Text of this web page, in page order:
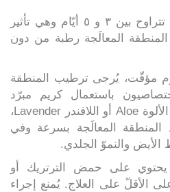
* قد تشعرين بالحكّة لمدّة تتراوح بين ٣ و ٥ أيّام وهي تأثير
المنطقة المعالَجة رطبة من دون
مؤقّت، يُرجى ترطيب المنطقة
باستعمال كريم مبرّد
يحتوي على الفيتامين B أو الألوة Aloe أو اللافندر Lavender،
المنطقة المعالَجة بسرعة وفي
والنموّ الجلدي.
على حمض الترتريك أو
الأقلّ على العلاج. يُمنع إجراء